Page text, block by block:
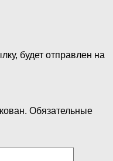
будет отправлен на
Обязательные